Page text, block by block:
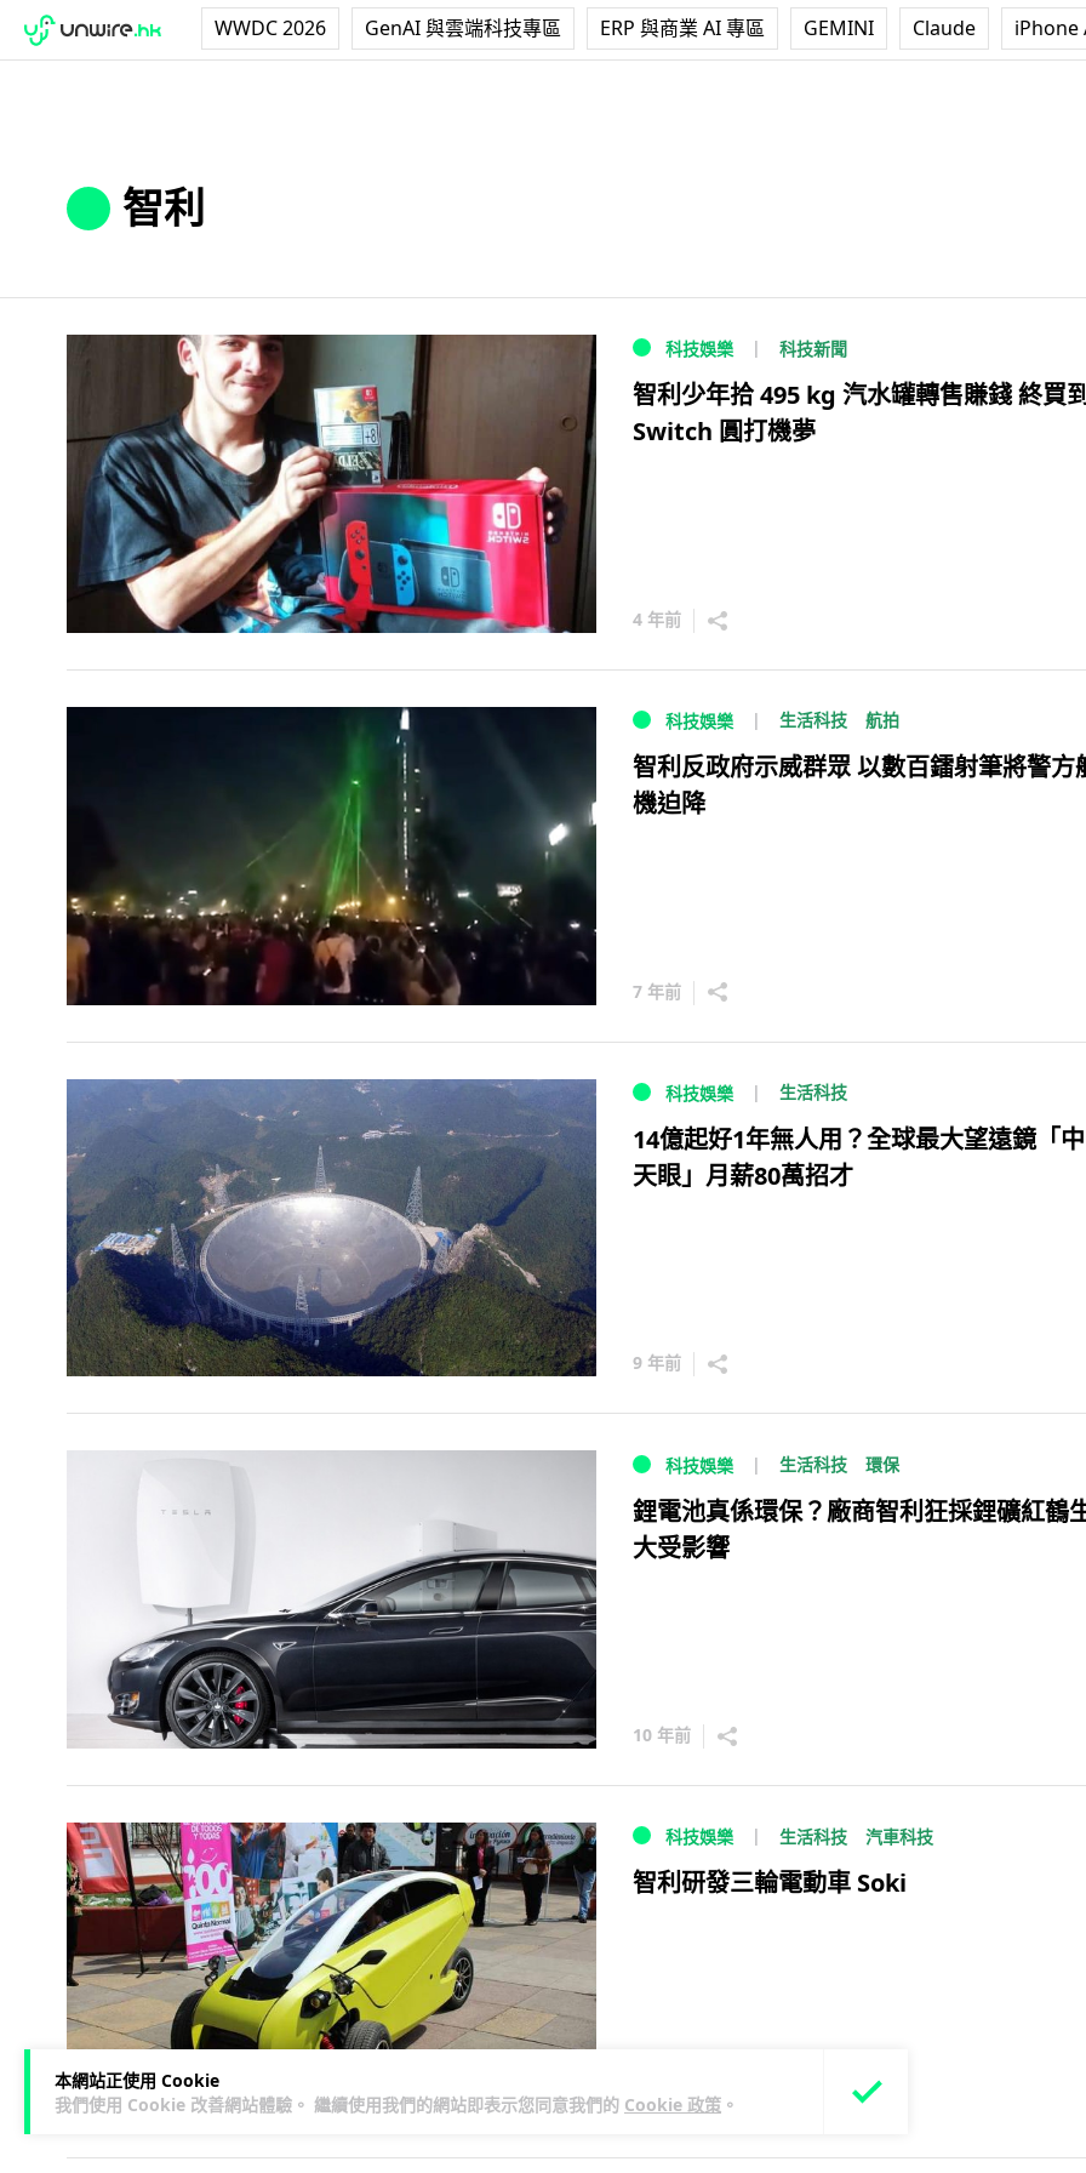
WWDC 2026 GenAI 與雲端科技專區 ERP 與商業 AI 專區 GEMINI Claude iPhone
本網站正使用 Cookie
我們使用 Cookie 改善網站體驗。 繼續使用我們的網站即表示您同意我們的 Cookie 政策 。
智利
科技娛樂 科技新聞
智利少年拾 495 kg 汽水罐轉售賺錢 終買
Switch 圓打機夢
4 年前
科技娛樂 生活科技 航拍
智利反政府示威群眾 以數百鐳射筆將警方
機迫降
7 年前
科技娛樂 生活科技
14億起好1年無人用？全球最大望遠鏡「
天眼」月薪80萬招才
9 年前
科技娛樂 生活科技 環保
鋰電池真係環保？廠商智利狂採鋰礦紅鶴
大受影響
10 年前
科技娛樂 生活科技 汽車科技
智利研發三輪電動車 Soki
11 年前